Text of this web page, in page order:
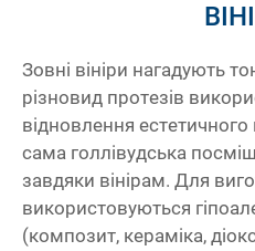
Зовні вініри нагадують
різновид протезів
відновлення
сама голлівудська
завдяки вінірам. Для
використовуються
(композит, кераміка,